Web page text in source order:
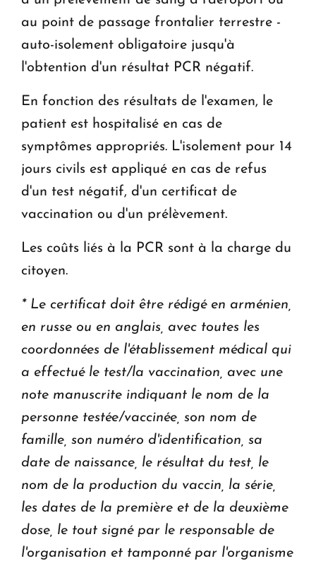
au point de passage frontalier terrestre -
auto-isolement obligatoire jusqu'à
l'obtention d'un résultat PCR négatif.
En fonction des résultats de l'examen, le
patient est hospitalisé en cas de
symptômes appropriés. L'isolement pour 14
jours civils est appliqué en cas de refus
d'un test négatif, d'un certificat de
vaccination ou d'un prélèvement.
Les coûts liés à la PCR sont à la charge du
citoyen.
* Le certificat doit être rédigé en arménien,
en russe ou en anglais, avec toutes les
coordonnées de l'établissement médical qui
a effectué le test/la vaccination, avec une
note manuscrite indiquant le nom de la
personne testée/vaccinée, son nom de
famille, son numéro d'identification, sa
date de naissance, le résultat du test, le
nom de la production du vaccin, la série,
les dates de la première et de la deuxième
dose, le tout signé par le responsable de
l'organisation et tamponné par l'organisme